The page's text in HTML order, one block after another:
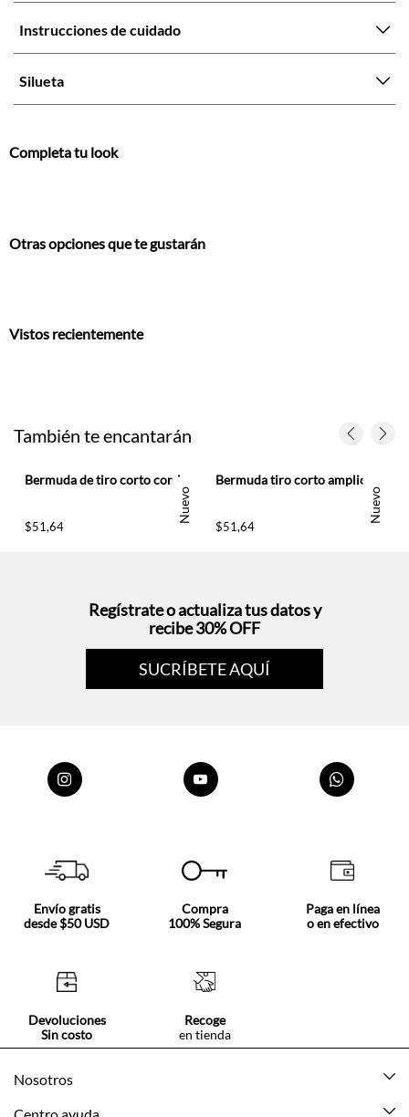
Instrucciones de cuidado
Silueta
Completa tu look
Otras opciones que te gustarán
Vistos recientemente
También te encantarán
Nuevo
$51,64
Nuevo
$51,64
Regístrate o actualiza tus datos y
recibe 30% OFF
SUCRÍBETE AQUÍ
Envío gratis
desde $50 USD
Compra
100% Segura
Paga en línea
o en efectivo
Devoluciones
Sin costo
Recoge
en tienda
Nosotros
Acerca de Tennis